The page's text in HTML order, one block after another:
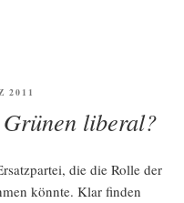
2011
liberal?
die die Rol­le der
könn­te. Klar fin­den